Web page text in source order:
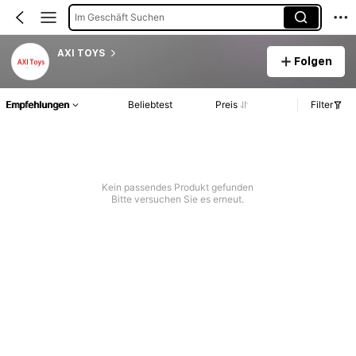
Im Geschäft Suchen
AXI TOYS
Folgen
Empfehlungen Beliebtest Preis Filter
Kein passendes Produkt gefunden
Bitte versuchen Sie es erneut.